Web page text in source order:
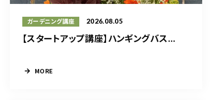
ガーデニング講座 2026.08.05
【スタートアップ講座】ハンギングバス...
MORE